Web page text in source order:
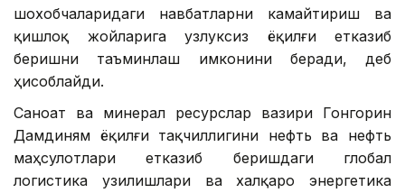
шохобчаларидаги навбатларни камайтириш ва
қишлоқ жойларига узлуксиз ёқилғи етказиб
беришни таъминлаш имконини беради, деб
ҳисоблайди.
Саноат ва минерал ресурслар вазири Гонгорин
Дамдиням ёқилғи тақчиллигини нефть ва нефть
маҳсулотлари етказиб беришдаги глобал
логистика узилишлари ва халқаро энергетика